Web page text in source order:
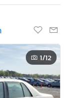
1/12